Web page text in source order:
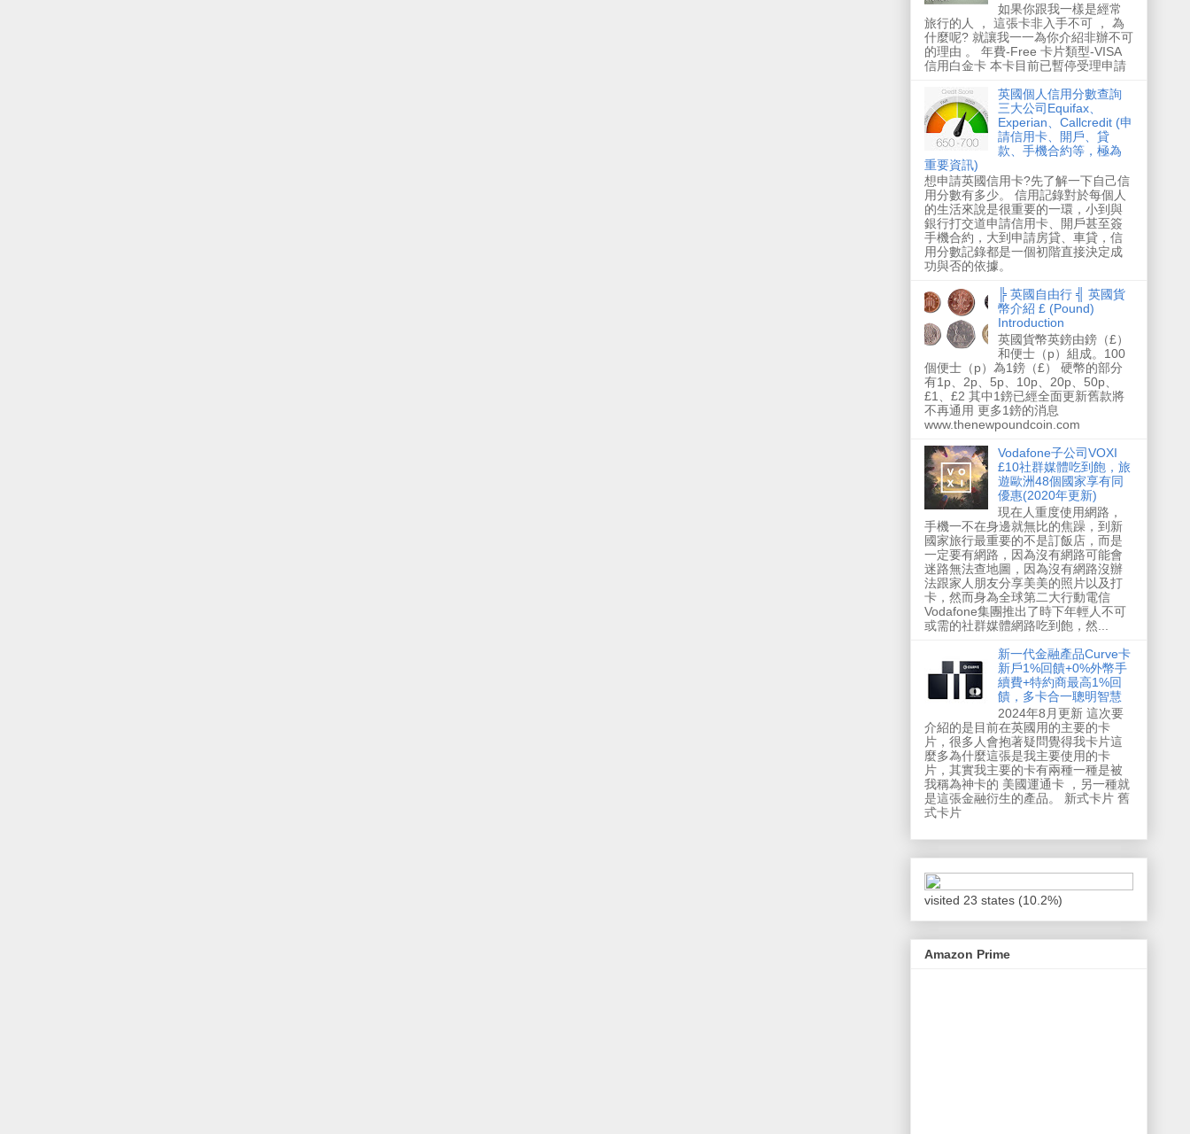
如果你跟我一樣是經常
旅行的人 ， 這張卡非入手不可 ， 為
什麼呢? 就讓我一一為你介紹非辦不可
的理由 。 年費-Free 卡片類型-VISA
信用白金卡 本卡目前已暫停受理申請
英國個人信用分數查詢
三大公司Equifax、
Experian、Callcredit (申
請信用卡、開戶、貸
款、手機合約等，極為
重要資訊)
想申請英國信用卡?先了解一下自己信
用分數有多少。 信用記錄對於每個人
的生活來說是很重要的一環，小到與
銀行打交道申請信用卡、開戶甚至簽
手機合約，大到申請房貸、車貸，信
用分數記錄都是一個初階直接決定成
功與否的依據。
╠ 英國自由行 ╣ 英國貨
幣介紹 £ (Pound)
Introduction
英國貨幣英鎊由鎊（£）
和便士（p）組成。100
個便士（p）為1鎊（£） 硬幣的部分
有1p、2p、5p、10p、20p、50p、
£1、£2 其中1鎊已經全面更新舊款將
不再通用 更多1鎊的消息
www.thenewpoundcoin.com
Vodafone子公司VOXI
£10社群媒體吃到飽，旅
遊歐洲48個國家享有同
優惠(2020年更新)
現在人重度使用網路，
手機一不在身邊就無比的焦躁，到新
國家旅行最重要的不是訂飯店，而是
一定要有網路，因為沒有網路可能會
迷路無法查地圖，因為沒有網路沒辦
法跟家人朋友分享美美的照片以及打
卡，然而身為全球第二大行動電信
Vodafone集團推出了時下年輕人不可
或需的社群媒體網路吃到飽，然...
新一代金融產品Curve卡
新戶1%回饋+0%外幣手
續費+特約商最高1%回
饋，多卡合一聰明智慧
2024年8月更新 這次要
介紹的是目前在英國用的主要的卡
片，很多人會抱著疑問覺得我卡片這
麼多為什麼這張是我主要使用的卡
片，其實我主要的卡有兩種一種是被
我稱為神卡的 美國運通卡 ，另一種就
是這張金融衍生的產品。 新式卡片 舊
式卡片
visited 23 states (10.2%)
Amazon Prime